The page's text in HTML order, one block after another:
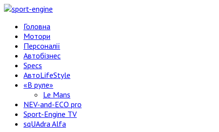
Головна
Мотори
Персоналії
Автобізнес
Specs
АвтоLifeStyle
«В руле»
Le Mans
NEV-and-ECO pro
Sport-Engine TV
sqUAdra Alfa